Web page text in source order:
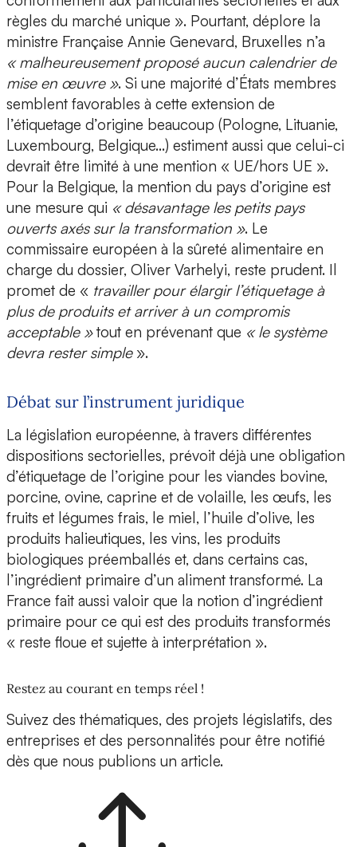
règles du marché unique ». Pourtant, déplore la
ministre Française Annie Genevard, Bruxelles n’a
« malheureusement proposé aucun calendrier de
mise en œuvre ». Si une majorité d’États membres
semblent favorables à cette extension de
l’étiquetage d’origine beaucoup (Pologne, Lituanie,
Luxembourg, Belgique…) estiment aussi que celui-ci
devrait être limité à une mention « UE/hors UE ».
Pour la Belgique, la mention du pays d’origine est
une mesure qui « désavantage les petits pays
ouverts axés sur la transformation ». Le
commissaire européen à la sûreté alimentaire en
charge du dossier, Oliver Varhelyi, reste prudent. Il
promet de « travailler pour élargir l’étiquetage à
plus de produits et arriver à un compromis
acceptable »tout en prévenant que « le système
devra rester simple ».
Débat sur l’instrument juridique
La législation européenne, à travers différentes
dispositions sectorielles, prévoit déjà une obligation
d’étiquetage de l’origine pour les viandes bovine,
porcine, ovine, caprine et de volaille, les œufs, les
fruits et légumes frais, le miel, l’huile d’olive, les
produits halieutiques, les vins, les produits
biologiques préemballés et, dans certains cas,
l’ingrédient primaire d’un aliment transformé. La
France fait aussi valoir que la notion d’ingrédient
primaire pour ce qui est des produits transformés
« reste floue et sujette à interprétation ».
Restez au courant en temps réel !
Suivez des thématiques, des projets législatifs, des
entreprises et des personnalités pour être notifié
dès que nous publions un article.